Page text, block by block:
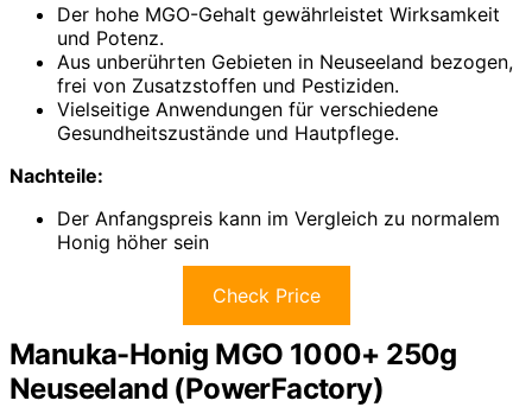
Der hohe MGO-Gehalt gewährleistet Wirksamkeit
und Potenz.
Aus unberührten Gebieten in Neuseeland bezogen,
frei von Zusatzstoffen und Pestiziden.
Vielseitige Anwendungen für verschiedene
Gesundheitszustände und Hautpflege.
Nachteile:
Der Anfangspreis kann im Vergleich zu normalem
Honig höher sein
Check Price
Manuka-Honig MGO 1000+ 250g
Neuseeland (PowerFactory)